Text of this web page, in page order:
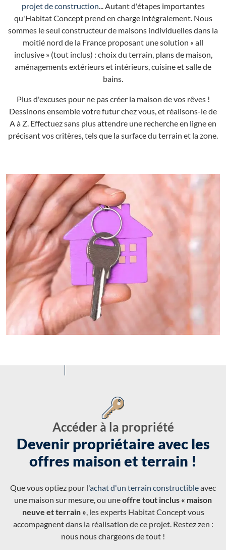
projet de construction... Autant d'étapes importantes
qu'Habitat Concept prend en charge intégralement. Nous
sommes le seul constructeur de maisons individuelles dans la
moitié nord de la France proposant une solution « all
inclusive » (tout inclus) : choix du terrain, plans de maison,
aménagements extérieurs et intérieurs, cuisine et salle de
bains.
Plus d'excuses pour ne pas créer la maison de vos rêves !
Dessinons ensemble votre futur chez vous, et réalisons-le de
A à Z. Effectuez sans plus attendre une recherche en ligne en
précisant vos critères, tels que la surface du terrain et la zone.
Accéder à la propriété
Devenir propriétaire avec les
offres maison et terrain !
Que vous optiez pour l'achat d'un terrain constructibleavec
une maison sur mesure, ou uneoffre tout inclus « maison
neuve et terrain », les experts Habitat Concept vous
accompagnent dans la réalisation de ce projet. Restez zen :
nous nous chargeons de tout !